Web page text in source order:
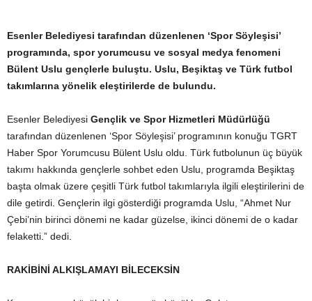
Esenler Belediyesi tarafından düzenlenen ‘Spor Söyleşisi’
programında, spor yorumcusu ve sosyal medya fenomeni
Bülent Uslu gençlerle buluştu. Uslu, Beşiktaş ve Türk futbol
takımlarına yönelik eleştirilerde de bulundu.
Esenler Belediyesi Gençlik ve Spor Hizmetleri Müdürlüğü
tarafından düzenlenen ‘Spor Söyleşisi’ programının konuğu TGRT
Haber Spor Yorumcusu Bülent Uslu oldu. Türk futbolunun üç büyük
takımı hakkında gençlerle sohbet eden Uslu, programda Beşiktaş
başta olmak üzere çeşitli Türk futbol takımlarıyla ilgili eleştirilerini de
dile getirdi. Gençlerin ilgi gösterdiği programda Uslu, “Ahmet Nur
Çebi’nin birinci dönemi ne kadar güzelse, ikinci dönemi de o kadar
felaketti.” dedi.
RAKİBİNİ ALKIŞLAMAYI BİLECEKSİN